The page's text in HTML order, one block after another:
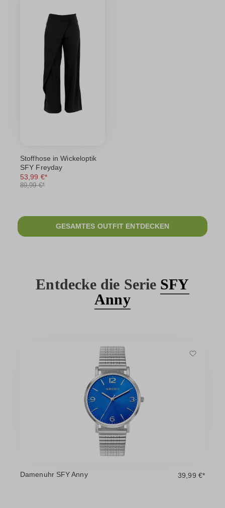
Stoffhose in Wickeloptik
SFY Freyday
53,99 €*
89,99 €*
GESAMTES OUTFIT ENTDECKEN
Entdecke die Serie SFY
Anny
Damenuhr SFY Anny 39,99 €*